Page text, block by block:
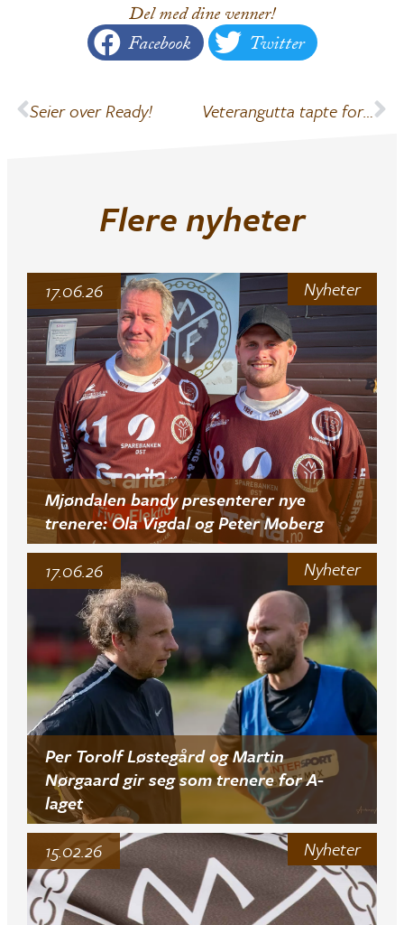
Del med dine venner!
Facebook Twitter
Seier over Ready! Veterangutta tapte for Ullevål
Flere nyheter
Nyheter
Mjøndalen bandy presenterer nye
trenere: Ola Vigdal og Peter Moberg
17.06.26
Nyheter
Per Torolf Løstegård og Martin
Nørgaard gir seg som trenere for A-
laget
17.06.26
Nyheter
15.02.26